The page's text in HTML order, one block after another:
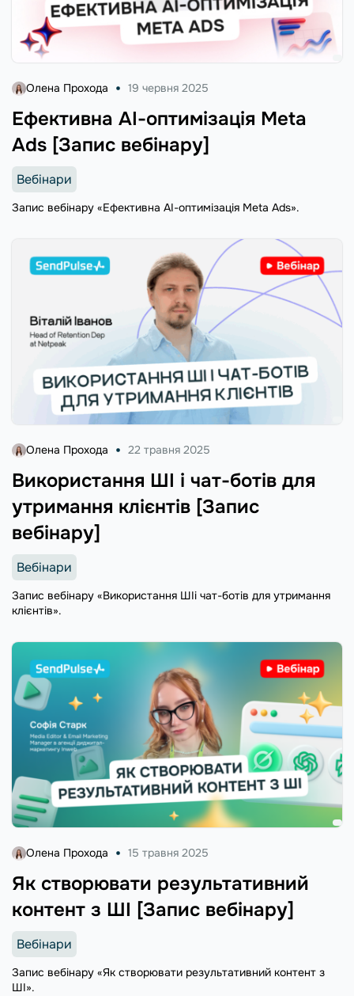
Ефективна AI-оптимізація Meta
Ads [Запис вебінару]
Олена Прохода 19 червня 2025
Вебінари
Запис вебінару «Ефективна AI-оптимізація Meta Ads».
Використання ШІ і чат-ботів для
утримання клієнтів [Запис
вебінару]
Олена Прохода 22 травня 2025
Вебінари
Запис вебінару «Використання ШІі чат-ботів для утримання
клієнтів».
Як створювати результативний
контент з ШІ [Запис вебінару]
Олена Прохода 15 травня 2025
Вебінари
Запис вебінару «Як створювати результативний контент з
ШІ».